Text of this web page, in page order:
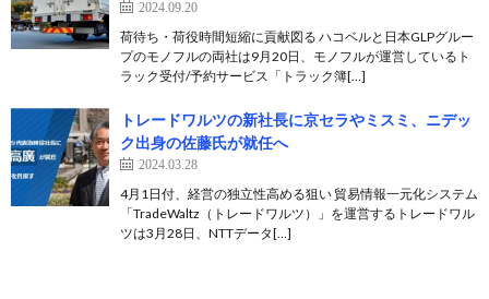
2024.09.20
荷待ち・荷役時間短縮に貢献図る ハコベルと日本GLPグルー
プのモノフルの両社は9月20日、モノフルが運営しているト
ラック受付/予約サービス「トラック簿[…]
トレードワルツの新社長に京セラやミスミ、ニデッ
ク出身の佐藤氏が就任へ
2024.03.28
4月1日付、経営の独立性高める狙い 貿易情報一元化システム
「TradeWaltz（トレードワルツ）」を運営するトレードワル
ツは3月28日、NTTデータ[…]